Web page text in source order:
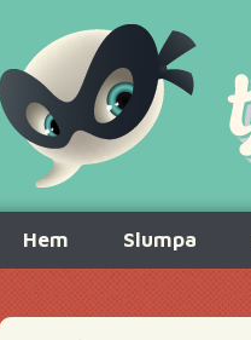
innehåll
Hem Slumpa